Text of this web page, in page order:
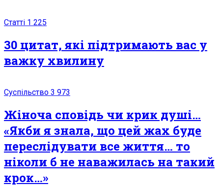
Статті 1 225
30 цитат, які підтримають вас у
важку хвилину
Суспільство 3 973
Жіноча сповідь чи крик душі…
«Якби я знала, що цей жах буде
переслідувати все життя… то
ніколи б не наважилась на такий
крок…»